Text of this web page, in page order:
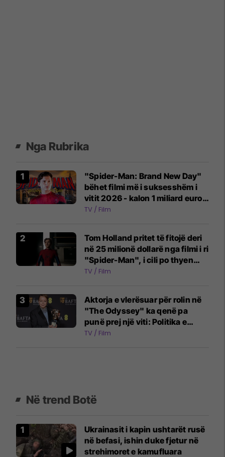
Nga Rubrika
"Spider-Man: Brand New Day"
bëhet filmi më i suksesshëm i
vitit 2026 - kalon 1 miliard euro
fitime
TV / Film
Tom Holland pritet të fitojë deri
në 25 milionë dollarë nga filmi i ri
"Spider-Man", i cili po thyen
rekorde në kinema
TV / Film
Aktorja e vlerësuar për rolin në
"The Odyssey" ka qenë pa
punë prej një viti: Politika e
industrisë ka ndryshuar
TV / Film
Në trend Botë
Ukrainasit i kapin ushtarët rusë
në befasi, ishin duke fjetur në
strehimoret e kamufluara